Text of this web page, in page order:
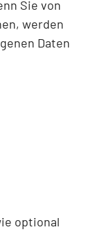
Sie von
werden
Daten
optional